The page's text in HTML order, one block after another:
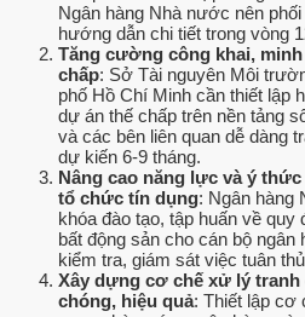
Ngân hàng Nhà nước nên
hướng dẫn chi tiết trong vòng
Tăng cường công khai,
chấp: Sở Tài nguyên Môi
phố Hồ Chí Minh cần thiết lập
dự án thế chấp trên nền tảng
và các bên liên quan dễ dàng
dự kiến 6-9 tháng.
Nâng cao năng lực và ý
tổ chức tín dụng: Ngân hàng
khóa đào tạo, tập huấn về quy
bất động sản cho cán bộ
kiểm tra, giám sát việc tuân
Xây dựng cơ chế xử lý tranh
chóng, hiệu quả: Thiết lập cơ